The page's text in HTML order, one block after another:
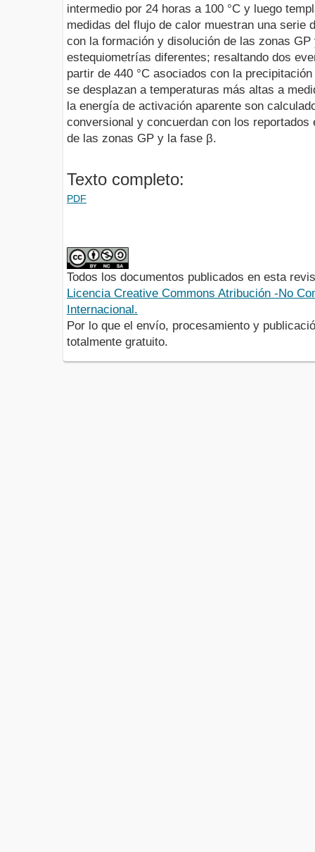
intermedio por 24 horas a 100 °C y luego
medidas del flujo de calor muestran una serie
con la formación y disolución de las zonas
estequiometrías diferentes; resaltando dos
partir de 440 °C asociados con la
se desplazan a temperaturas más altas a
la energía de activación aparente son
conversional y concuerdan con los
de las zonas GP y la fase β.
Texto completo:
PDF
Todos los documentos publicados en esta
Licencia Creative Commons Atribución -No
Internacional.
Por lo que el envío, procesamiento y
totalmente gratuito.